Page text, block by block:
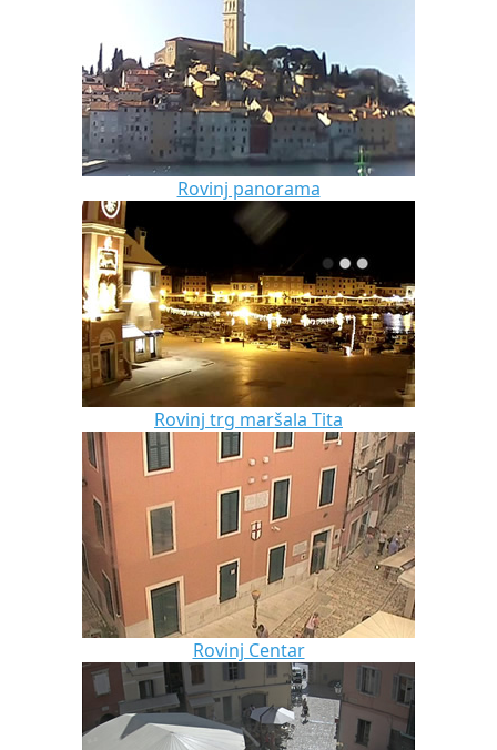
Rovinj panorama
Rovinj trg maršala Tita
Rovinj Centar